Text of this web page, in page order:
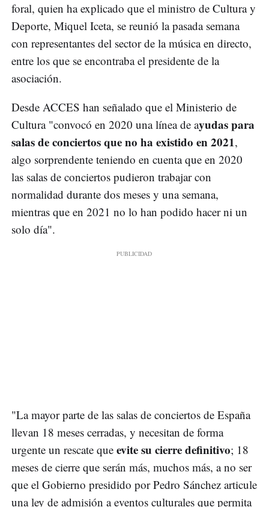
foral, quien ha explicado que el ministro de Cultura y
Deporte, Miquel Iceta, se reunió la pasada semana
con representantes del sector de la música en directo,
entre los que se encontraba el presidente de la
asociación.
Desde ACCES han señalado que el Ministerio de
Cultura "convocó en 2020 una línea de ayudas para
salas de conciertos que no ha existido en 2021,
algo sorprendente teniendo en cuenta que en 2020
las salas de conciertos pudieron trabajar con
normalidad durante dos meses y una semana,
mientras que en 2021 no lo han podido hacer ni un
solo día".
"La mayor parte de las salas de conciertos de España
llevan 18 meses cerradas, y necesitan de forma
urgente un rescate que evite su cierre definitivo; 18
meses de cierre que serán más, muchos más, a no ser
que el Gobierno presidido por Pedro Sánchez articule
una ley de admisión a eventos culturales que permita